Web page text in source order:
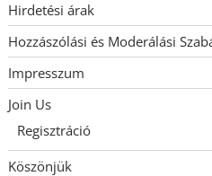
Hirdetési árak
Hozzászólási és Moderálási
Impresszum
Join Us
Regisztráció
Köszönjük